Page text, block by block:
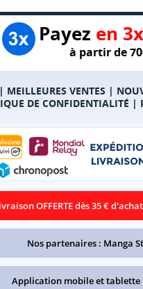
Payez en
à partir de
| MEILLEURES VENTES |
DE CONFIDENTIALITÉ |
OFFERTE dès 35 €
Nos partenaires : Manga
Application mobile et tablette